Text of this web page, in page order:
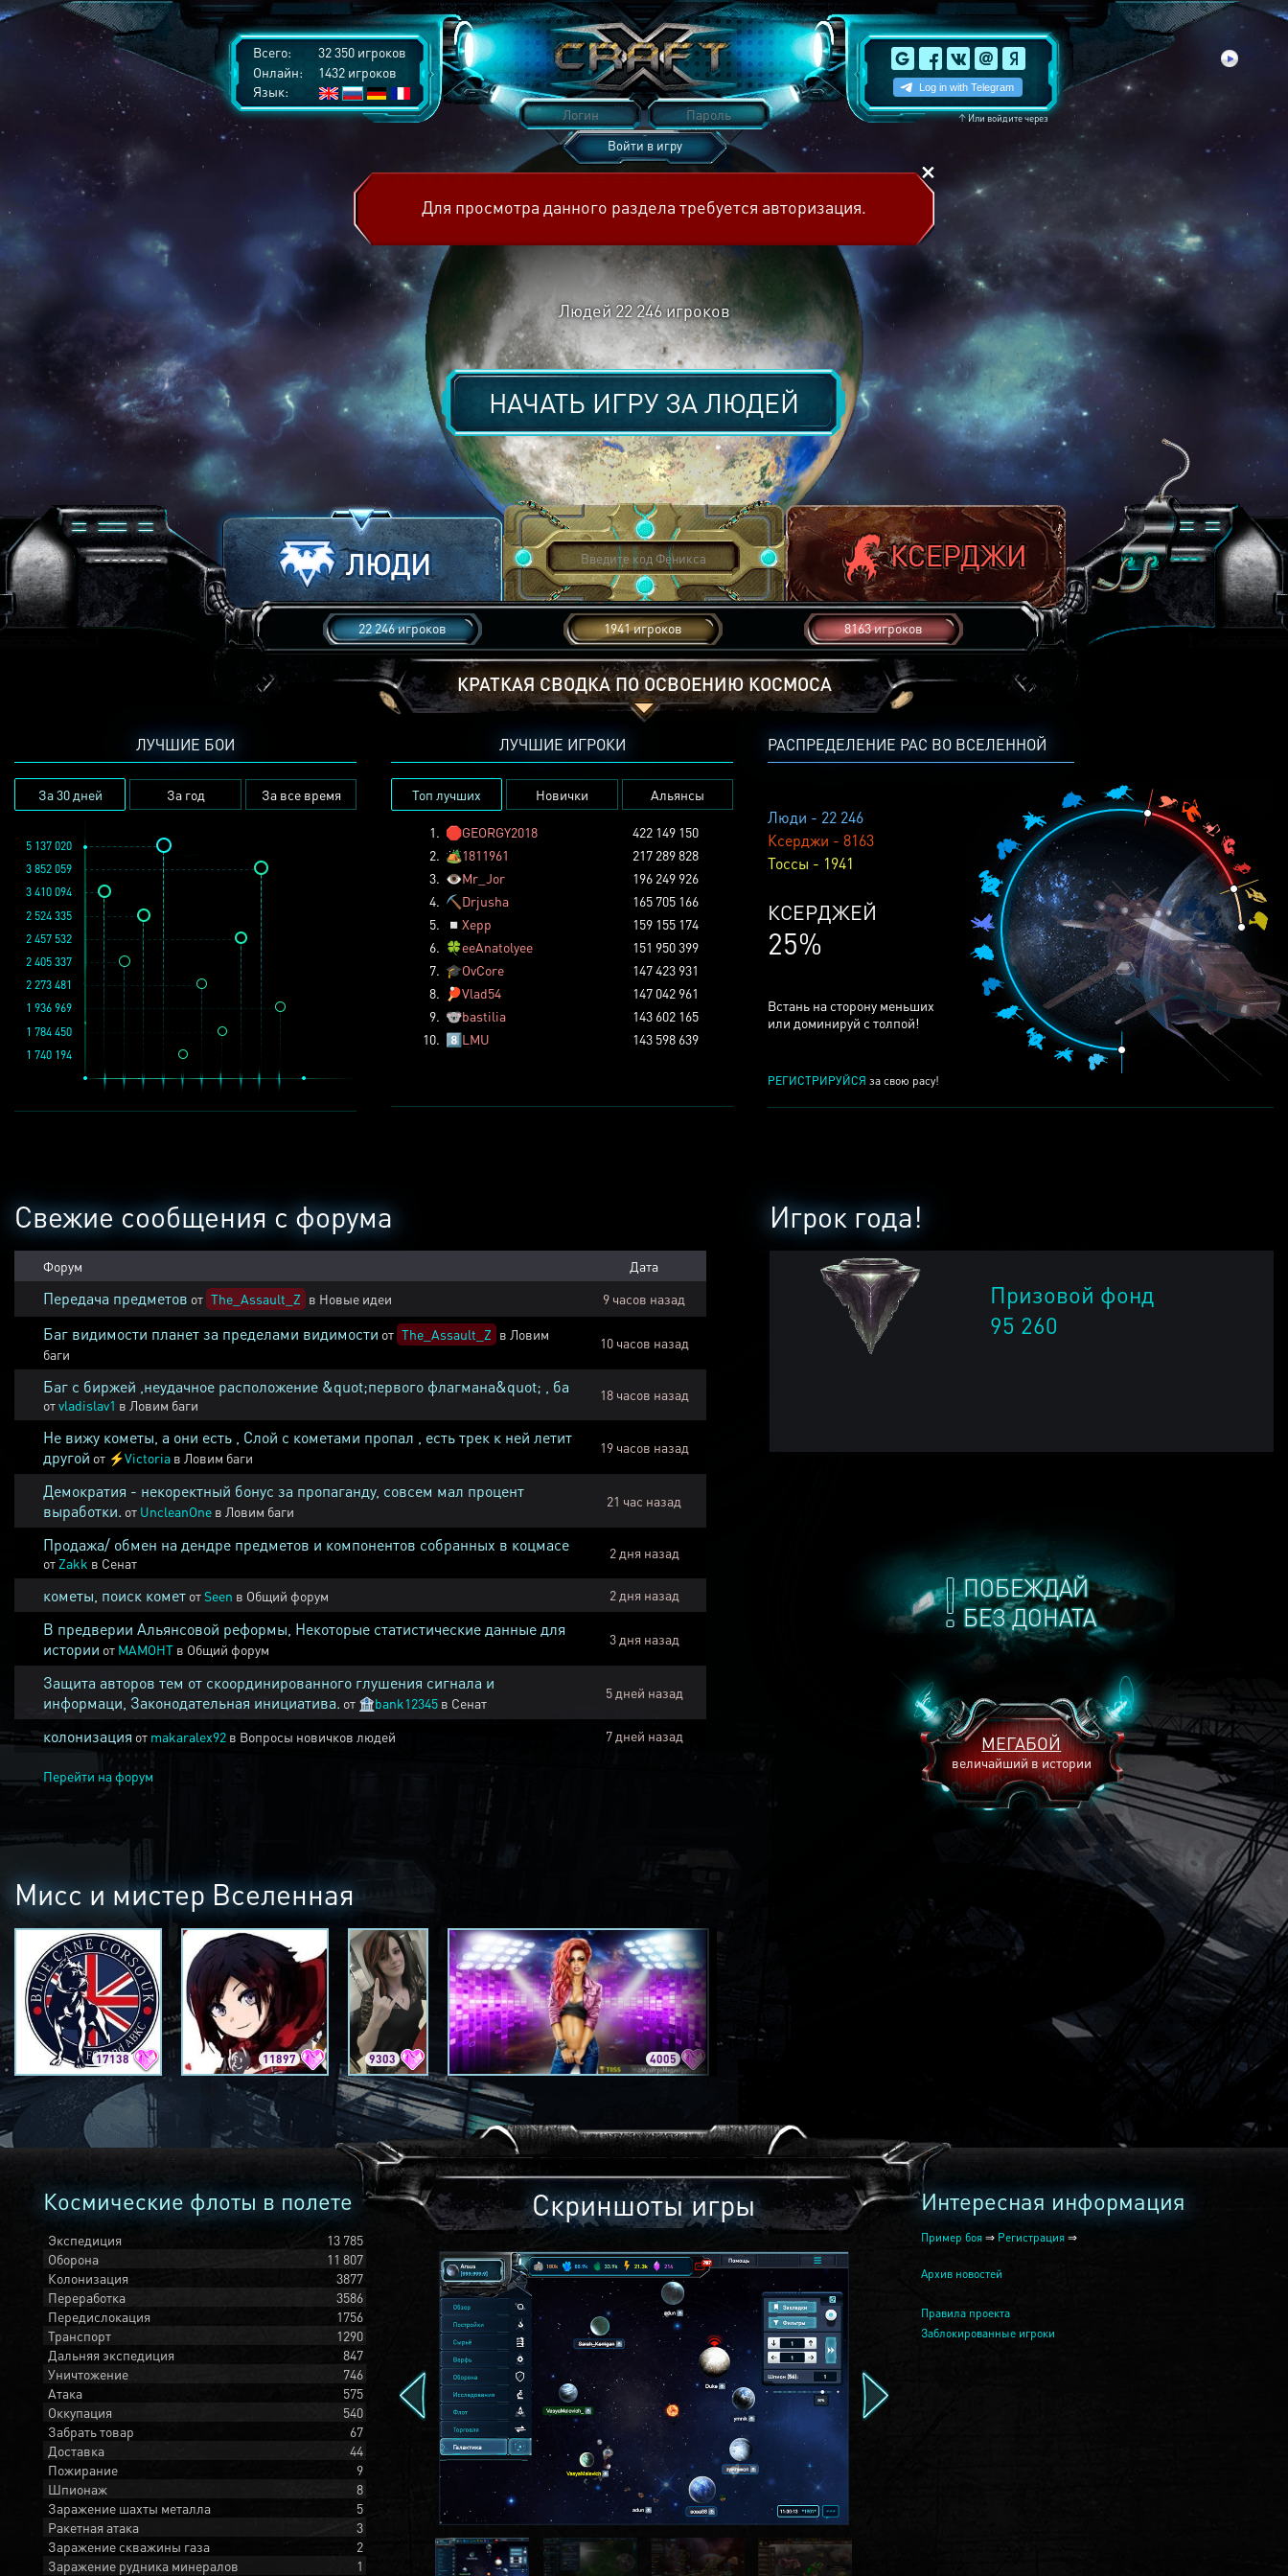
Всего:
32 350 игроков
Онлайн:
1432 игроков
Язык:
↑Или войдите через
Войти в игру
Для просмотра данного раздела требуется авторизация.
Людей 22 246игроков
НАЧАТЬ ИГРУ ЗАЛЮДЕЙ
22 246 игроков 1941 игроков 8163 игроков
КРАТКАЯ СВОДКА ПО ОСВОЕНИЮ КОСМОСА
РАСПРЕДЕЛЕНИЕ РАС ВО ВСЕЛЕННОЙ
Люди - 22 246
Ксерджи - 8163
Тоссы - 1941
КСЕРДЖЕЙ
25%
Встань на сторону меньших
или доминируй с толпой!
РЕГИСТРИРУЙСЯ за свою расу!
ЛУЧШИЕ БОИ
За 30 дней За год За все время
1 936 969
3 852 059
2 457 532
1 784 450
2 273 481
1 740 194
5 137 020
2 524 335
2 405 337
3 410 094
ЛУЧШИЕ ИГРОКИ
Топ лучших Новички Альянсы
1. 🛑GEORGY2018
422 149 150
2. 🏕️1811961
217 289 828
3. 👁️Mr_Jor
196 249 926
4. ⛏️ Drjusha
165 705 166
5.
◽ Xepp
159 155 174
6. 🍀eeAnatolyee
151 950 399
7. 🎓OvCore
147 423 931
8.
🏓Vlad54
147 042 961
9. 🐨bastilia
143 602 165
10. 8️⃣LMU 143 598 639
ПОБЕЖДАЙ
БЕЗ ДОНАТА
МЕГАБОЙ
величайший в истории
Игрок года!
Призовой фонд
95 260
Свежие сообщения с форума
Форум Дата
Передача предметов от The_Assault_Z в Новые идеи 9 часов назад
Баг видимости планет за пределами видимости от The_Assault_Z в Ловим
баги
10 часов назад
Баг с биржей ,неудачное расположение &quot;первого флагмана&quot; , ба
отvladislav1 в Ловим баги
18 часов назад
Не вижу кометы, а они есть , Слой с кометами пропал , есть трек к ней летит
другой от ⚡Victoria в Ловим баги
19 часов назад
Демократия - некоректный бонус за пропаганду, совсем мал процент
выработки. от UncleanOne в Ловим баги
21 час назад
Продажа/ обмен на дендре предметов и компонентов собранных в коцмасе
от Zakk в Сенат
2 дня назад
кометы, поиск комет отSeen в Общий форум 2 дня назад
В предверии Альянсовой реформы, Некоторые статистические данные для
истории от MAMOHT в Общий форум
3 дня назад
Защита авторов тем от скоординированного глушения сигнала и
информаци, Законодательная инициатива. от 🏦bank12345 в Сенат
5 дней назад
колонизация от makaralex92 в Вопросы новичков людей 7 дней назад
Перейти на форум
Мисс и мистер Вселенная
17138 11897 9303 4005 2240
Космические флоты в полете
Экспедиция
13 785
Оборона
11 807
Колонизация
3877
Переработка
3586
Передислокация
1756
Транспорт
1290
Дальняя экспедиция
847
Уничтожение
746
Атака
575
Оккупация
540
Забрать товар
67
Доставка
44
Пожирание
9
Шпионаж
8
Заражение шахты металла
5
Ракетная атака
3
Заражение скважины газа
2
Заражение рудника минералов
1
Скриншоты игры Интересная информация
Пример боя ⇒ Регистрация ⇒
Архив новостей
Правила проекта
Заблокированные игроки